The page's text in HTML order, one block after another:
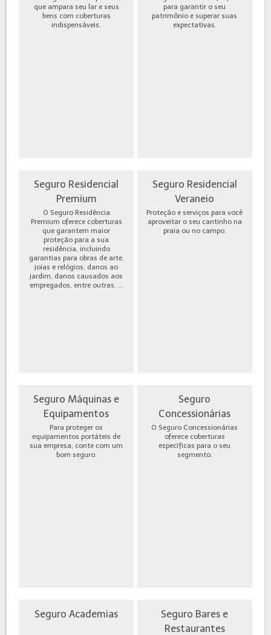
que ampara seu lar e seus
bens com coberturas
indispensáveis.
para garantir o seu
patrimônio e superar suas
expectativas.
Seguro Residencial
Premium
O Seguro Residência
Premium oferece coberturas
que garantem maior
proteção para a sua
residência, incluindo
garantias para obras de arte,
joias e relógios, danos ao
jardim, danos causados aos
empregados, entre outras. ...
Seguro Residencial
Veraneio
Proteção e serviços para você
aproveitar o seu cantinho na
praia ou no campo.
Seguro Máquinas e
Equipamentos
Para proteger os
equipamentos portáteis de
sua empresa, conte com um
bom seguro.
Seguro
Concessionárias
O Seguro Concessionárias
oferece coberturas
específicas para o seu
segmento.
Seguro Academias
Seguro Bares e
Restaurantes